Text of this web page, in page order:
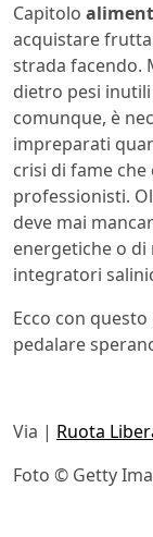
Capitolo
acquistare
strada facendo.
dietro pesi
comunque, è
impreparati
crisi di fame
professionisti.
deve mai
energetiche o di
integratori
Ecco con
pedalare
Via | Ruota
Foto © Getty